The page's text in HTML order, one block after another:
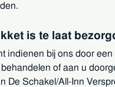
is te laat
indienen bij ons door
of aan u
De Schakel/All-Inn